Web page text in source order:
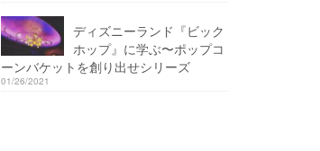
ディズニーランド『ビック
ホップ』に学ぶ〜ポップコ
ーンバケットを創り出せシリーズ
01/26/2021